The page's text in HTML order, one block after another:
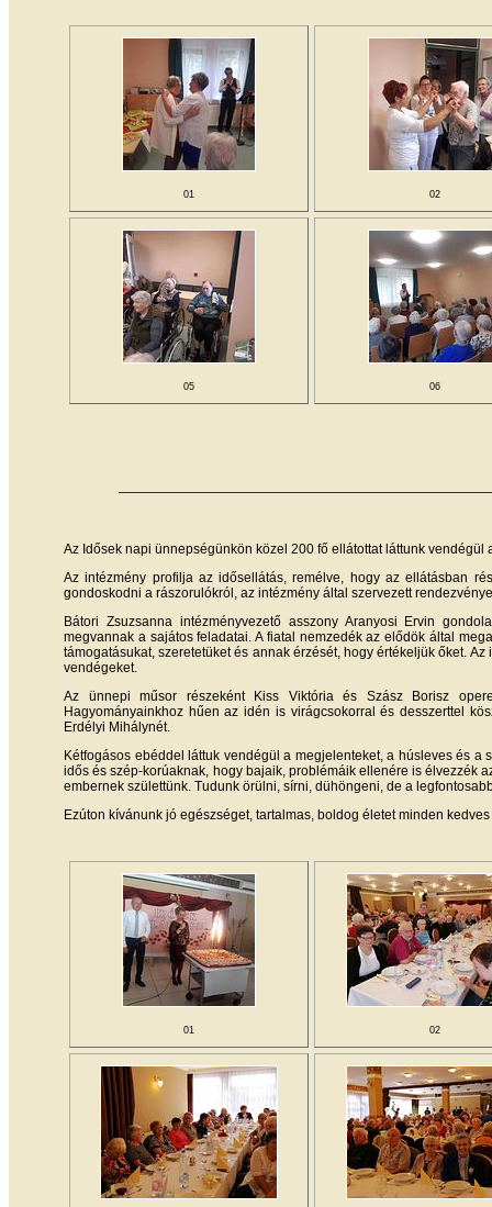
01 02
05 06
Az Idősek napi ünnepségünkön közel 200 fő ellátottat láttunk vendégül
Az intézmény profilja az idősellátás, remélve, hogy az ellátásban
gondoskodni a rászorulókról, az intézmény által szervezett
Bátori Zsuzsanna intézményvezető asszony Aranyosi Ervin
megvannak a sajátos feladatai. A fiatal nemzedék az elődök által
támogatásukat, szeretetüket és annak érzését, hogy értékeljük őket.
vendégeket.
Az ünnepi műsor részeként Kiss Viktória és Szász Borisz
Hagyományainkhoz hűen az idén is virágcsokorral és desszerttel
Erdélyi Mihálynét.
Kétfogásos ebéddel láttuk vendégül a megjelenteket, a húsleves és
idős és szép-korúaknak, hogy bajaik, problémáik ellenére is élvezzék
embernek születtünk. Tudunk örülni, sírni, dühöngeni, de a
Ezúton kívánunk jó egészséget, tartalmas, boldog életet minden
01 02